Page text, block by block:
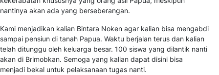
nantinya akan ada yang berseberangan.
Kami menjadikan kalian Bintara Noken agar kalian bisa mengabdi
sampai pensiun di tanah Papua. Waktu berjalan terus dan kalian
telah ditunggu oleh keluarga besar. 100 siswa yang dilantik nanti
akan di Brimobkan. Semoga yang kalian dapat disini bisa
menjadi bekal untuk pelaksanaan tugas nanti.